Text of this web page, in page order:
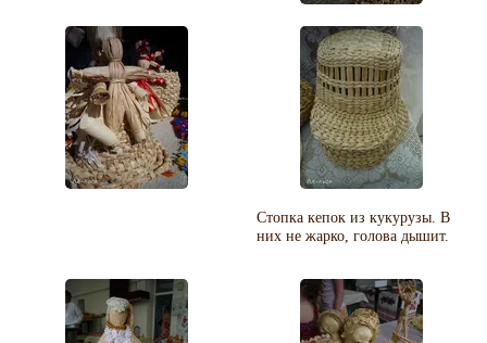
Стопка кепок из кукурузы. В
них не жарко, голова дышит.